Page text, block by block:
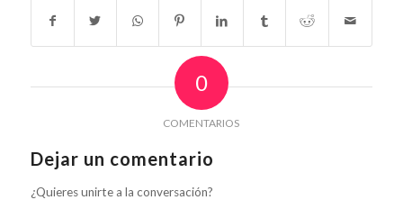
0
COMENTARIOS
Dejar un comentario
¿Quieres unirte a la conversación?